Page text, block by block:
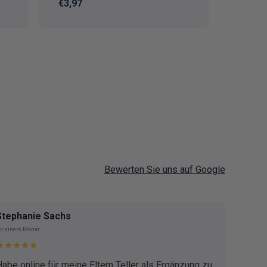
Normaler Preis
€3,97
Bewerten Sie uns auf Google
Sachs
einem Monat